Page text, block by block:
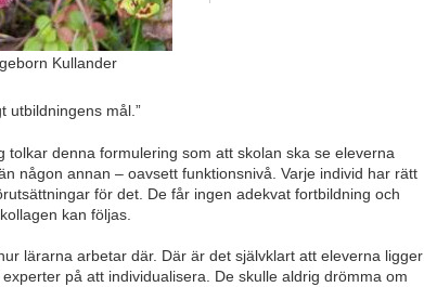
Kullander
utbildningens mål.”
denna formulering som att skolan ska se eleverna
någon annan – oavsett funktionsnivå. Varje individ har rätt
för det. De får ingen adekvat fortbildning och
kan följas.
lärarna arbetar där. Där är det självklart att eleverna ligger
på att individualisera. De skulle aldrig drömma om